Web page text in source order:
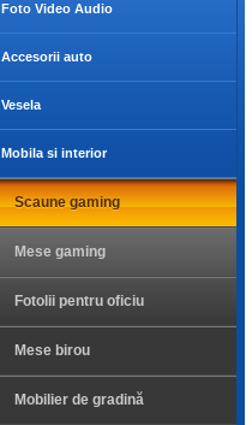
Foto Video Audio
Accesorii auto
Vesela
Mobila si interior
Scaune gaming
Mese gaming
Fotolii pentru oficiu
Mese birou
Mobilier de gradină